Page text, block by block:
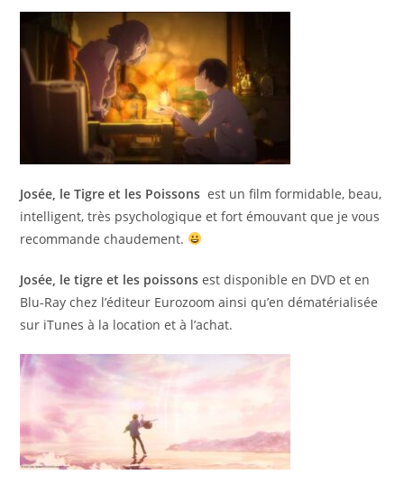
Josée, le Tigre et les Poissons est un film formidable, beau,
intelligent, très psychologique et fort émouvant que je vous
recommande chaudement.
Josée, le tigre et les poissons est disponible en DVD et en
Blu-Ray chez l’éditeur Eurozoom ainsi qu’en dématérialisée
sur iTunes à la location et à l’achat.